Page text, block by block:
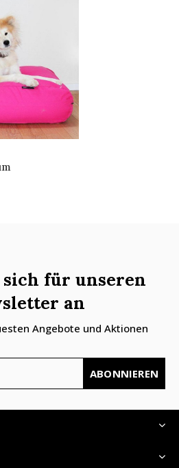
sich für unseren
an
Angebote und Aktionen
ABONNIEREN